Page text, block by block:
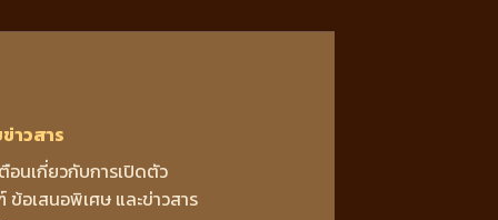
าวสาร
อนเกี่ยวกับการเปิดตัว
อเสนอพิเศษ และข่าวสาร